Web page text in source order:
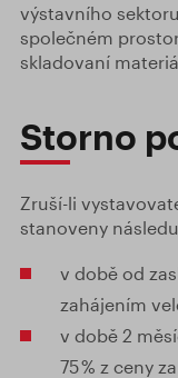
výstavního
společném
skladovaní
Storno
Zruší-li
stanoveny
v době od
zahájením
v době 2
75 % z ceny